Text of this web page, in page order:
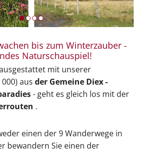
bis zum Winterzauber -
Naturschauspiel!
mit unserer
000) aus der Gemeine Diex -
- geht es gleich los mit der
.
einen der 9 Wanderwege in
bewandern Sie einen der